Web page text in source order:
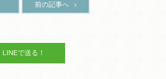
前の記事へ
LINEで送る！